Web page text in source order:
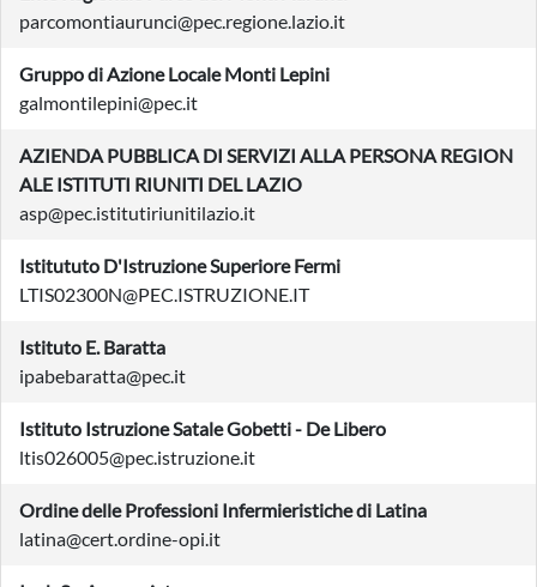
parcomontiaurunci@pec.regione.lazio.it
Gruppo di Azione Locale Monti Lepini
galmontilepini@pec.it
AZIENDA PUBBLICA DI SERVIZI ALLA PERSONA REGION
ALE ISTITUTI RIUNITI DEL LAZIO
asp@pec.istitutiriunitilazio.it
Istitututo D'Istruzione Superiore Fermi
LTIS02300N@PEC.ISTRUZIONE.IT
Istituto E. Baratta
ipabebaratta@pec.it
Istituto Istruzione Satale Gobetti - De Libero
ltis026005@pec.istruzione.it
Ordine delle Professioni Infermieristiche di Latina
latina@cert.ordine-opi.it